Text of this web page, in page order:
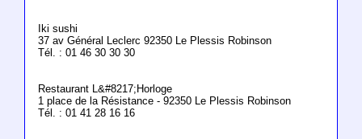
Iki sushi
37 av Général Leclerc 92350 Le Plessis Robinson
Tél. : 01 46 30 30 30
Restaurant L&#8217;Horloge
1 place de la Résistance - 92350 Le Plessis Robinson
Tél. : 01 41 28 16 16